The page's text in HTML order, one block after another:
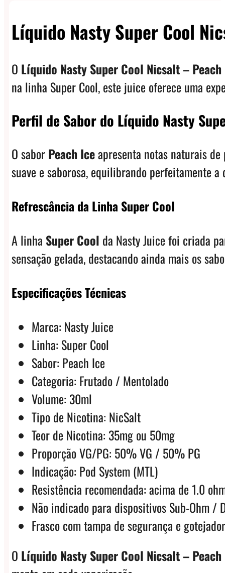
Líquido Nasty Super Cool
O Líquido Nasty Super Cool Nicsalt –
na linha Super Cool, este juice oferece uma
Perfil de Sabor do Líquido Nasty
O saborPeach Iceapresenta notas naturais de
suave e saborosa, equilibrando perfeitamente
Refrescância da Linha Super Cool
A linha Super Cool da Nasty Juice foi criada
sensação gelada, destacando ainda mais os
Especificações Técnicas
Marca: Nasty Juice
Linha: Super Cool
Sabor: Peach Ice
Categoria: Frutado / Mentolado
Volume: 30ml
Tipo de Nicotina: NicSalt
Teor de Nicotina: 35mg ou 50mg
Proporção VG/PG: 50% VG / 50% PG
Indicação: Pod System (MTL)
Resistência recomendada: acima de 1.0
Não indicado para dispositivos Sub-Ohm /
Frasco com tampa de segurança e gotejador
O Líquido Nasty Super Cool Nicsalt –